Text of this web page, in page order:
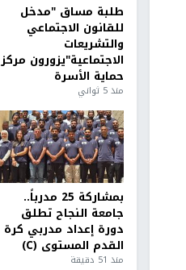
طلبة مساق "مدخل
للقانون الاجتماعي
والتشريعات
الاجتماعية"يزورون مركز
حماية الأسرة
منذ 5 ثواني
بمشاركة 25 مدرباً..
جامعة النجاح تطلق
دورة إعداد مدربي كرة
القدم المستوى (C)
منذ 51 دقيقة